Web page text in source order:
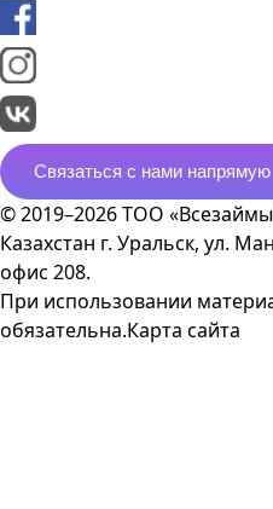
Связаться с нами напрямую
© 2019–2026 ТОО
Казахстан г. Уральск, ул.
офис 208.
При использовании
обязательна.Карта сайта